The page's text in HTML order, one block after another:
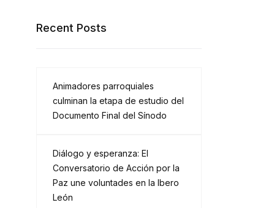
Recent Posts
Animadores parroquiales
culminan la etapa de estudio del
Documento Final del Sínodo
Diálogo y esperanza: El
Conversatorio de Acción por la
Paz une voluntades en la Ibero
León